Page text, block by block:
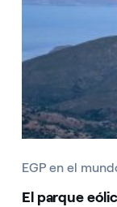
EGP en el
El parque